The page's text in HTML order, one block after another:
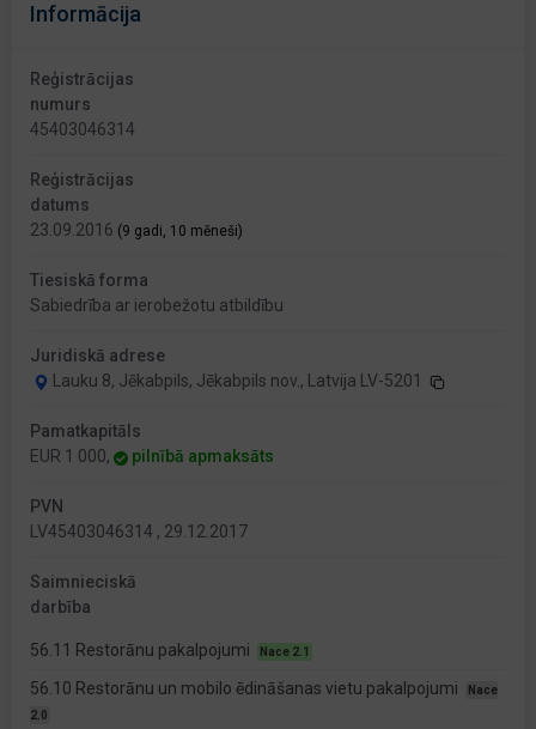
Informācija
Reģistrācijas
numurs
45403046314
Reģistrācijas
datums
23.09.2016 (9 gadi, 10 mēneši)
Tiesiskā forma
Sabiedrība ar ierobežotu atbildību
Juridiskā adrese
Lauku 8, Jēkabpils, Jēkabpils nov., Latvija LV-5201
Pamatkapitāls
EUR 1 000,
pilnībā apmaksāts
PVN
LV45403046314 , 29.12.2017
Saimnieciskā
darbība
56.11 Restorānu pakalpojumi Nace 2.1
56.10 Restorānu un mobilo ēdināšanas vietu pakalpojumi
Nace
2.0